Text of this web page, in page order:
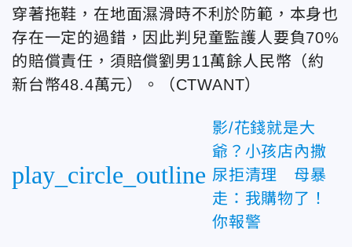
穿著拖鞋，在地面濕滑時不利於防範，本身也
存在一定的過錯，因此判兒童監護人要負70%
的賠償責任，須賠償劉男11萬餘人民幣（約
新台幣48.4萬元）。（CTWANT）
play_circle_outline
影/花錢就是大
爺？小孩店內撒
尿拒清理 母暴
走：我購物了！
你報警